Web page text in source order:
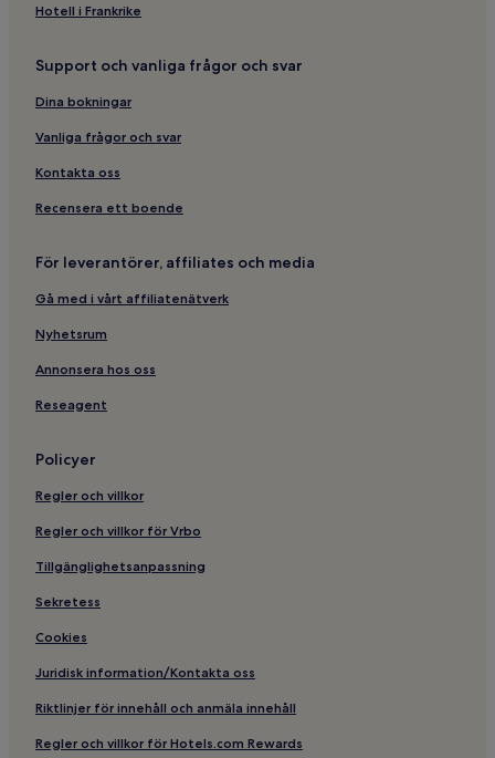
Hotell i Frankrike
Support och vanliga frågor och svar
Dina bokningar
Vanliga frågor och svar
Kontakta oss
Recensera ett boende
För leverantörer, affiliates och media
Gå med i vårt affiliatenätverk
Nyhetsrum
Annonsera hos oss
Reseagent
Policyer
Regler och villkor
Regler och villkor för Vrbo
Tillgänglighetsanpassning
Sekretess
Cookies
Juridisk information/Kontakta oss
Riktlinjer för innehåll och anmäla innehåll
Regler och villkor för Hotels.com Rewards